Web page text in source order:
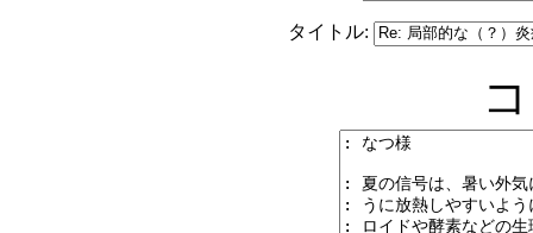
タイトル: